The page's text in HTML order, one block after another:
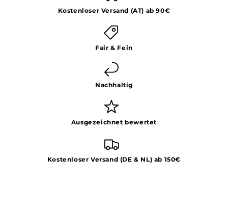
Kostenloser Versand (AT) ab 90€
Fair & Fein
Nachhaltig
Ausgezeichnet bewertet
Kostenloser Versand (DE & NL) ab 150€